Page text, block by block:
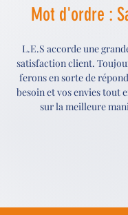
Mot d'ordre :
L.E.S accorde une
satisfaction client.
ferons en sorte de
besoin et vos envies tout
sur la meilleure